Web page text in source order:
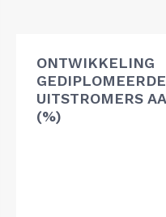
ONTWIKKELING
GEDIPLOMEERDE
UITSTROMERS
(%)